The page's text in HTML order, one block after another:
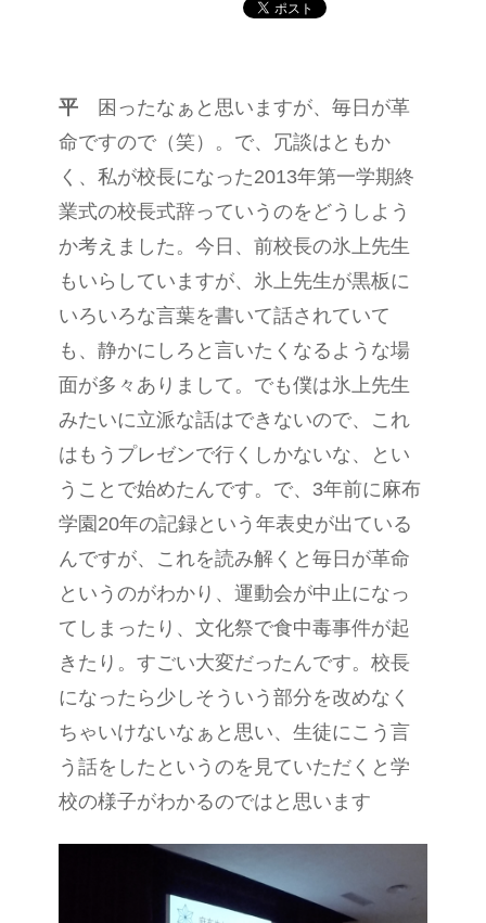
平困ったなぁと思いますが、毎日が革
命ですので（笑）。で、冗談はともか
く、私が校長になった2013年第一学期終
業式の校長式辞っていうのをどうしよう
か考えました。今日、前校長の氷上先生
もいらしていますが、氷上先生が黒板に
いろいろな言葉を書いて話されていて
も、静かにしろと言いたくなるような場
面が多々ありまして。でも僕は氷上先生
みたいに立派な話はできないので、これ
はもうプレゼンで行くしかないな、とい
うことで始めたんです。で、3年前に麻布
学園20年の記録という年表史が出ている
んですが、これを読み解くと毎日が革命
というのがわかり、運動会が中止になっ
てしまったり、文化祭で食中毒事件が起
きたり。すごい大変だったんです。校長
になったら少しそういう部分を改めなく
ちゃいけないなぁと思い、生徒にこう言
う話をしたというのを見ていただくと学
校の様子がわかるのではと思います